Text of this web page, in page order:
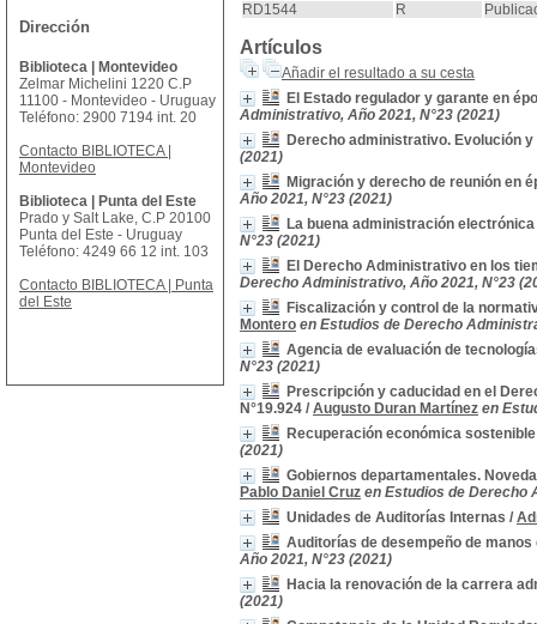
RD1544
R
Artículos
Añadir el resultado a su cesta
El Estado regulador y garante en
Administrativo, Año 2021, N°23 (2021)
Derecho administrativo. Evolución
(2021)
Migración y derecho de reunión en
Año 2021, N°23 (2021)
La buena administración
N°23 (2021)
El Derecho Administrativo en los
Derecho Administrativo, Año 2021, N°23
Fiscalización y control de la
Montero en Estudios de Derecho
Agencia de evaluación de
N°23 (2021)
Prescripción y caducidad en el
N°19.924 / Augusto Duran Martínez en
Recuperación económica
(2021)
Gobiernos departamentales.
Pablo Daniel Cruz en Estudios de Derecho
Unidades de Auditorías Internas /
Auditorías de desempeño de
Año 2021, N°23 (2021)
Hacia la renovación de la carrera
(2021)
Dirección
Biblioteca | Montevideo
Zelmar Michelini 1220 C.P
11100 - Montevideo - Uruguay
Teléfono: 2900 7194 int. 20
Contacto BIBLIOTECA |
Montevideo
Biblioteca | Punta del Este
Prado y Salt Lake, C.P 20100
Punta del Este - Uruguay
Teléfono: 4249 66 12 int. 103
Contacto BIBLIOTECA | Punta
del Este